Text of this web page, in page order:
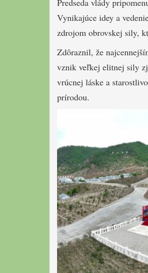
Predseda vlády
Vynikajúce idey a
zdrojom obrovskej sily,
Zdôraznil, že
vznik veľkej elitnej sily
vrúcnej láske a
prírodou.